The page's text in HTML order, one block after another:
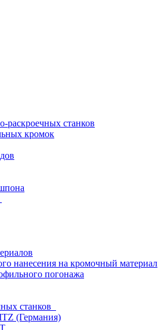
станков
кромок
нанесения на кромочный материал
погонажа
станков
(Германия)